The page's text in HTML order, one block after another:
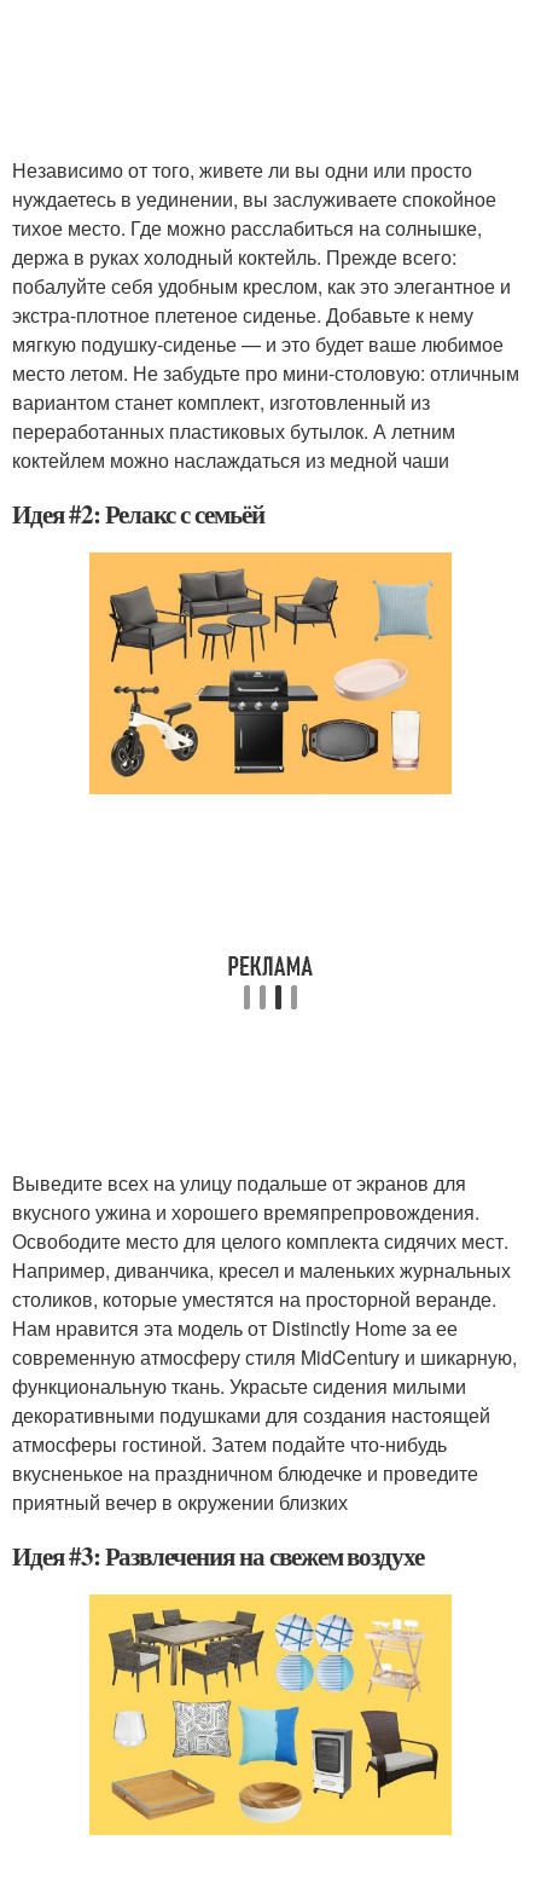
Независимо от того, живете ли вы одни или просто
нуждаетесь в уединении, вы заслуживаете спокойное
тихое место. Где можно расслабиться на солнышке,
держа в руках холодный коктейль. Прежде всего:
побалуйте себя удобным креслом, как это элегантное и
экстра-плотное плетеное сиденье. Добавьте к нему
мягкую подушку-сиденье — и это будет ваше любимое
место летом. Не забудьте про мини-столовую: отличным
вариантом станет комплект, изготовленный из
переработанных пластиковых бутылок. А летним
коктейлем можно наслаждаться из медной чаши
Идея #2: Релакс с семьёй
Выведите всех на улицу подальше от экранов для
вкусного ужина и хорошего времяпрепровождения.
Освободите место для целого комплекта сидячих мест.
Например, диванчика, кресел и маленьких журнальных
столиков, которые уместятся на просторной веранде.
Нам нравится эта модель от Distinctly Home за ее
современную атмосферу стиля MidCentury и шикарную,
функциональную ткань. Украсьте сидения милыми
декоративными подушками для создания настоящей
атмосферы гостиной. Затем подайте что-нибудь
вкусненькое на праздничном блюдечке и проведите
приятный вечер в окружении близких
Идея #3: Развлечения на свежем воздухе